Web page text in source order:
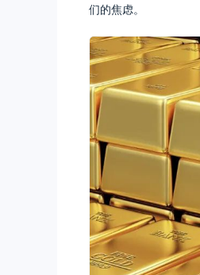
们的焦虑。